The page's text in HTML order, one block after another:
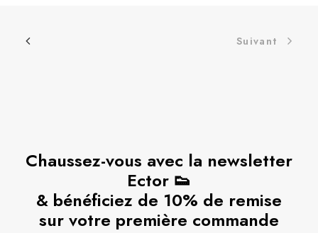
Suivant
Chaussez-vous avec la newsletter
Ector 👟
& bénéficiez de 10% de remise
sur votre première commande